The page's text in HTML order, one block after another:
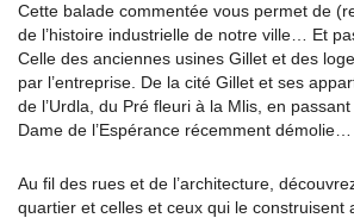
Cette balade commentée vous permet de
de l’histoire industrielle de notre ville… Et
Celle des anciennes usines Gillet et des
par l’entreprise. De la cité Gillet et ses
de l’Urdla, du Pré fleuri à la Mlis, en passant
Dame de l’Espérance récemment démolie…
Au fil des rues et de l’architecture,
quartier et celles et ceux qui le construisent